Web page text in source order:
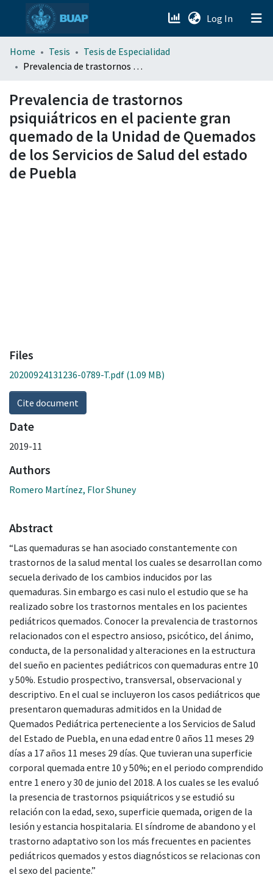
Log In (current)
menu.section.about_menu
Home Tesis
Tesis de Especialidad
Prevalencia de trastornos psiquiátricos en el paciente gran quemado de la Unidad de Quemados de los Servicios de Salud del estado de Puebla
Prevalencia de trastornos
psiquiátricos en el paciente gran
quemado de la Unidad de Quemados
de los Servicios de Salud del estado
de Puebla
Files
20200924131236-0789-T.pdf (1.09 MB)
Cite document
Date
2019-11
Authors
Romero Martínez, Flor Shuney
Abstract
“Las quemaduras se han asociado constantemente con
trastornos de la salud mental los cuales se desarrollan como
secuela derivado de los cambios inducidos por las
quemaduras. Sin embargo es casi nulo el estudio que se ha
realizado sobre los trastornos mentales en los pacientes
pediátricos quemados. Conocer la prevalencia de trastornos
relacionados con el espectro ansioso, psicótico, del ánimo,
conducta, de la personalidad y alteraciones en la estructura
del sueño en pacientes pediátricos con quemaduras entre 10
y 50%. Estudio prospectivo, transversal, observacional y
descriptivo. En el cual se incluyeron los casos pediátricos que
presentaron quemaduras admitidos en la Unidad de
Quemados Pediátrica perteneciente a los Servicios de Salud
del Estado de Puebla, en una edad entre 0 años 11 meses 29
días a 17 años 11 meses 29 días. Que tuvieran una superficie
corporal quemada entre 10 y 50%; en el periodo comprendido
entre 1 enero y 30 de junio del 2018. A los cuales se les evaluó
la presencia de trastornos psiquiátricos y se estudió su
relación con la edad, sexo, superficie quemada, origen de la
lesión y estancia hospitalaria. El síndrome de abandono y el
trastorno adaptativo son los más frecuentes en pacientes
pediátricos quemados y estos diagnósticos se relacionas con
el sexo del paciente.”